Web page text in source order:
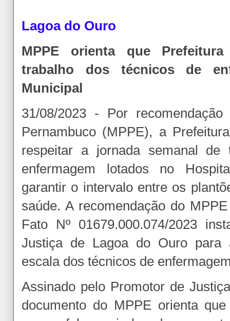
Lagoa do Ouro
MPPE orienta que
trabalho dos técnicos de
Municipal
31/08/2023 - Por
Pernambuco (MPPE), a
respeitar a jornada semanal de
enfermagem lotados no
garantir o intervalo entre os
saúde. A recomendação do
Fato Nº 01679.000.074/2023
Justiça de Lagoa do Ouro para
escala dos técnicos de
Assinado pelo Promotor de
documento do MPPE orienta